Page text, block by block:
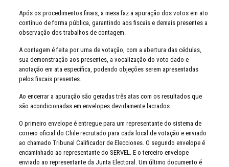
Após os procedimentos finais, a mesa faz a apuração dos votos em ato
contínuo de forma pública, garantindo aos fiscais e demais presentes a
observação dos trabalhos de contagem.
A contagem é feita por urna de votação, com a abertura das cédulas,
sua demonstração aos presentes, a vocalização do voto dado e
anotação em ata específica, podendo objeções serem apresentadas
pelos fiscais presentes.
Ao encerrar a apuração são geradas três atas com os resultados que
são acondicionadas em envelopes devidamente lacrados.
O primeiro envelope é entregue para um representante do sistema de
correio oficial do Chile recrutado para cada local de votação e enviado
ao chamado Tribunal Calificador de Elecciones. O segundo envelope é
encaminhado ao representante do SERVEL. E o terceiro envelope
enviado ao representante da Junta Electoral. Um último documento é